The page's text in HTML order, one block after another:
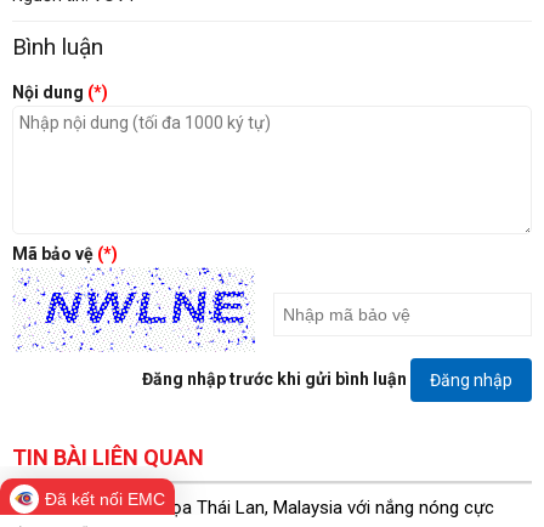
Bình luận
Nội dung (*)
Mã bảo vệ (*)
Đăng nhập trước khi gửi bình luận Đăng nhập
TIN BÀI LIÊN QUAN
Siêu El Nino đe dọa Thái Lan, Malaysia với nắng nóng cực
Đã kết nối EMC